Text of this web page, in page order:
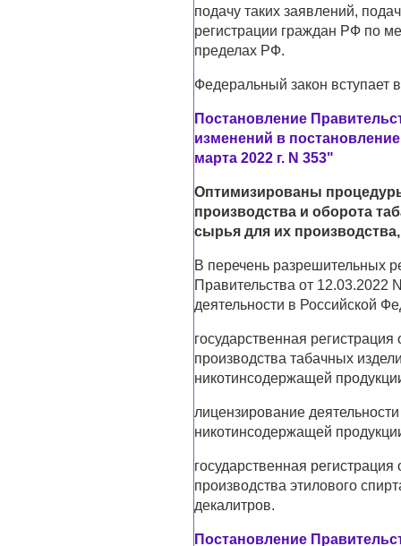
подачу таких заявлений,
регистрации граждан РФ по
пределах РФ.
Федеральный закон вступает
Постановление
изменений в
марта 2022 г. N 353"
Оптимизированы
производства и оборота
сырья для их
В перечень разрешительных
Правительства от 12.03.2022
деятельности в Российской
государственная
производства табачных
никотинсодержащей
лицензирование
никотинсодержащей
государственная
производства этилового
декалитров.
Постановление